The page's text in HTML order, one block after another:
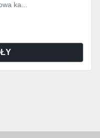
ka...